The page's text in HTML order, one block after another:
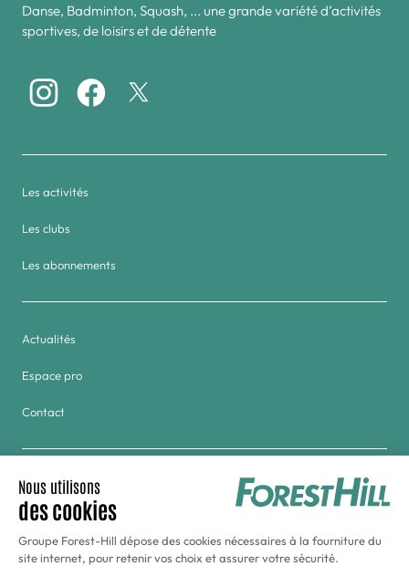
Danse, Badminton, Squash, ... une grande variété d’activités
sportives, de loisirs et de détente
Les activités
Les clubs
Les abonnements
Actualités
Espace pro
Contact
Groupe
Golf & Tennis du Haras de Jardy
Hôtel Forest Hill Meudon-Vélizy